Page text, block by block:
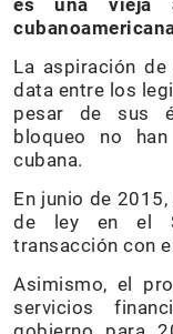
es una vieja
La aspiración
data entre los
pesar de sus
bloqueo no
cubana.
En junio de
de ley en el
transacción con
Asimismo, el
servicios